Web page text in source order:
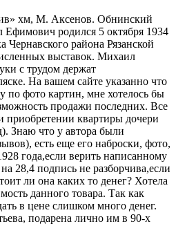
хм, М. Аксенов. Обнинский
родился 5 октября 1934
Чернавского района Рязанской
выставок. Михаил
с трудом держат
На вашем сайте указанно что
по фото картин, мне хотелось бы
продажи последних. Все
приобретении квартиры дочери
Знаю что у автора были
есть еще его наброски, фото,
года,если верить написанному
28,4 подпись не разборчива,если
ли она каких то денег? Хотела
данного товара. Так как
в цене слишком много денег.
подарена лично им в 90-х